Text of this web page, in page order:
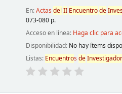
En:Actasdel II Encuentrode
073-080 p.
Acceso en línea: Haga clic para
Disponibilidad: No hay ítems
Listas: Encuentrosde